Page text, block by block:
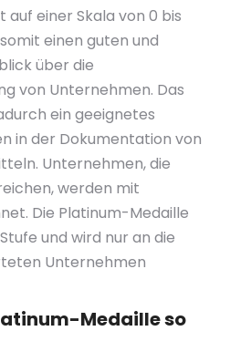
einer Skala von 0 bis
einen guten und
über die
von Unternehmen. Das
ein geeignetes
in der Dokumentation von
Unternehmen, die
werden mit
Die Platinum-Medaille
und wird nur an die
Unternehmen
Medaille so